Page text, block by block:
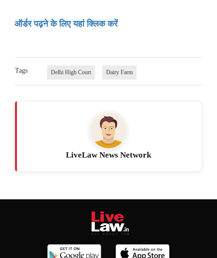
ऑर्डर पढ़ने के लिए यहां क्लिक करें
Tags Delhi High Court Dairy Farm
LiveLaw News Network